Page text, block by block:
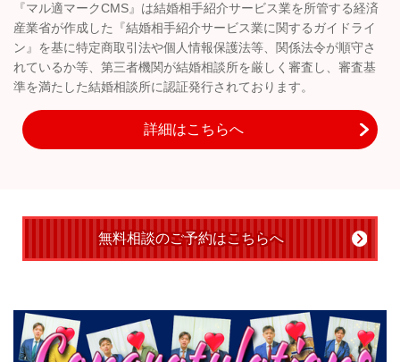
『マル適マークCMS』は結婚相手紹介サービス業を所管する経済
産業省が作成した『結婚相手紹介サービス業に関するガイドライ
ン』を基に特定商取引法や個人情報保護法等、関係法令が順守さ
れているか等、第三者機関が結婚相談所を厳しく審査し、審査基
準を満たした結婚相談所に認証発行されております。
詳細はこちらへ
無料相談のご予約はこちらへ